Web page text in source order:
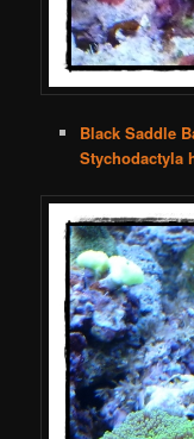
Black Saddle
Stychodactyla